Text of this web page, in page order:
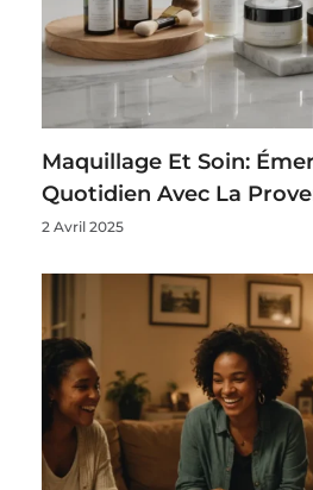
Maquillage Et Soin:
Quotidien Avec La
2 Avril 2025